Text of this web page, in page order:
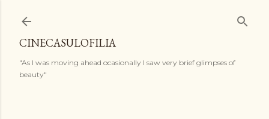
CINECASULOFILIA
"As I was moving ahead ocasionally I saw very brief glimpses of
beauty"